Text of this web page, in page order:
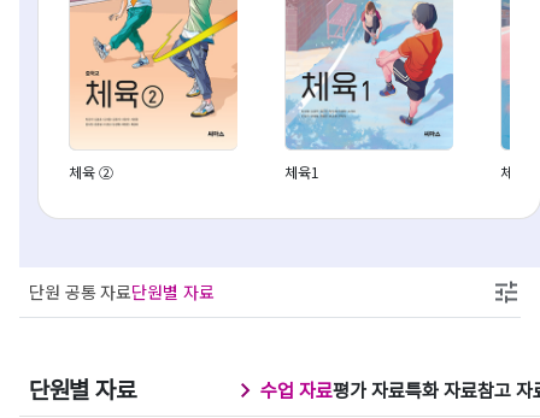
체육 ② 체육1 체육2
단원 공통 자료단원별 자료
단원별 자료 수업 자료평가 자료특화 자료참고 자